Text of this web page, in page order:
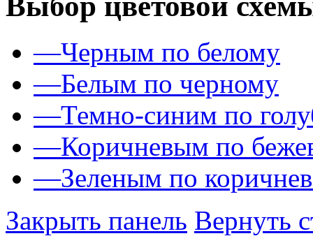
—Черным по белому
—Белым по черному
—Темно-синим по
—Коричневым по
—Зеленым по
Закрыть панель Вернуть